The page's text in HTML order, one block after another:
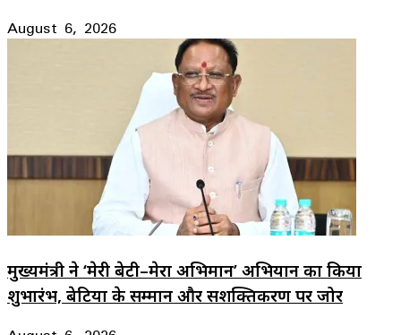
August 6, 2026
मुख्यमंत्री ने ‘मेरी बेटी–मेरा अभिमान’ अभियान का किया
शुभारंभ, बेटियों के सम्मान और सशक्तिकरण पर जोर